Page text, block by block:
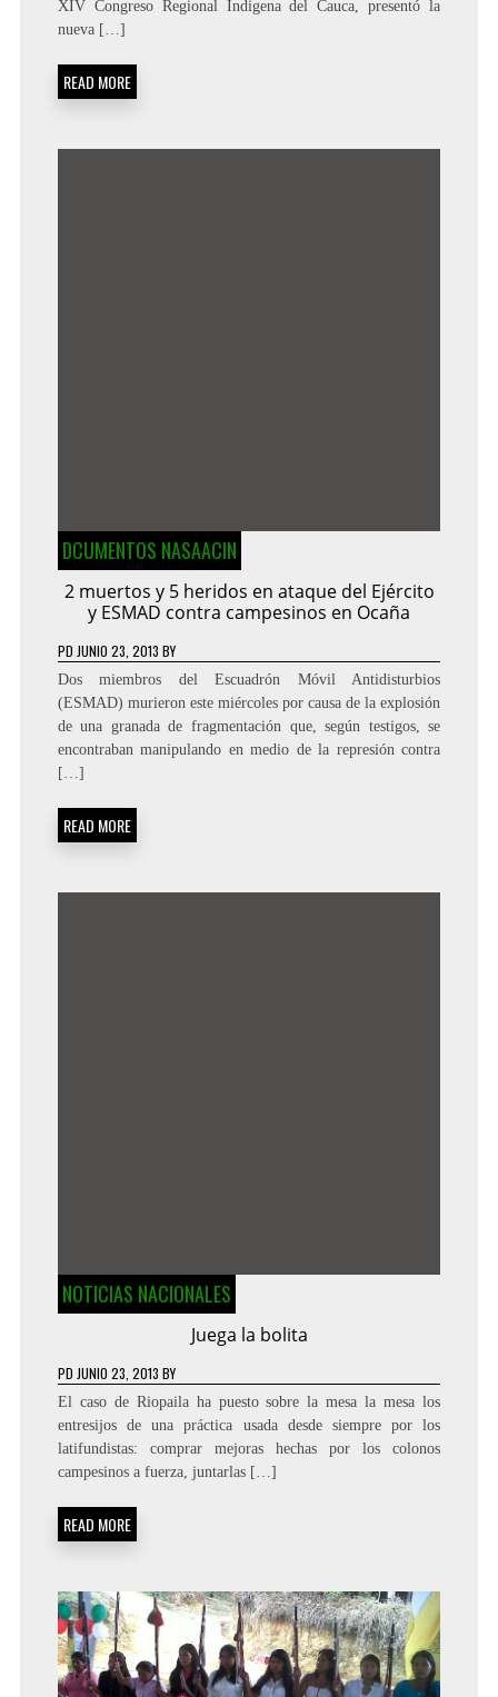
XIV Congreso Regional Indigena del Cauca, presentó la
nueva […]
READ MORE
DCUMENTOS NASAACIN
2 muertos y 5 heridos en ataque del Ejército
y ESMAD contra campesinos en Ocaña
PD JUNIO 23, 2013 BY
Dos miembros del Escuadrón Móvil Antidisturbios
(ESMAD) murieron este miércoles por causa de la explosión
de una granada de fragmentación que, según testigos, se
encontraban manipulando en medio de la represión contra
[…]
READ MORE
NOTICIAS NACIONALES
Juega la bolita
PD JUNIO 23, 2013 BY
El caso de Riopaila ha puesto sobre la mesa la mesa los
entresijos de una práctica usada desde siempre por los
latifundistas: comprar mejoras hechas por los colonos
campesinos a fuerza, juntarlas […]
READ MORE